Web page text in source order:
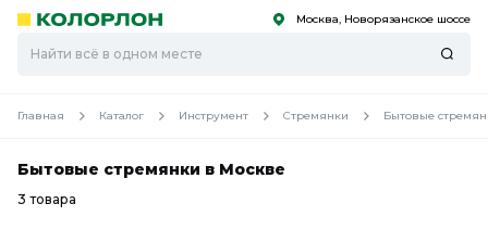
Скоро
Скоро Москва, Новорязанское шоссе
Главная Каталог Инструмент Стремянки Бытовые
Бытовые стремянки в Москве
3 товара